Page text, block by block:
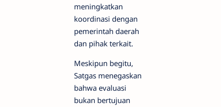
meningkatkan
koordinasi dengan
pemerintah daerah
dan pihak terkait.
Meskipun begitu,
Satgas menegaskan
bahwa evaluasi
bukan bertujuan